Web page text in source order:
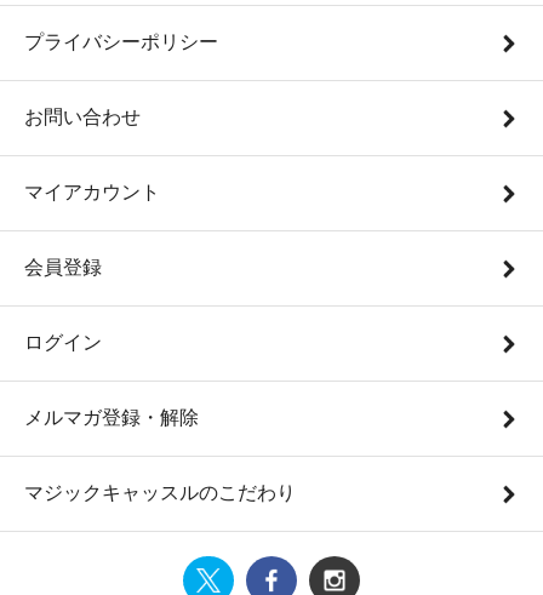
プライバシーポリシー
お問い合わせ
マイアカウント
会員登録
ログイン
メルマガ登録・解除
マジックキャッスルのこだわり